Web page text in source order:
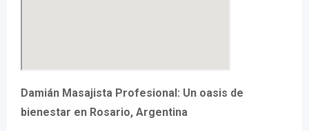
Damián Masajista Profesional: Un oasis de
bienestar en Rosario, Argentina